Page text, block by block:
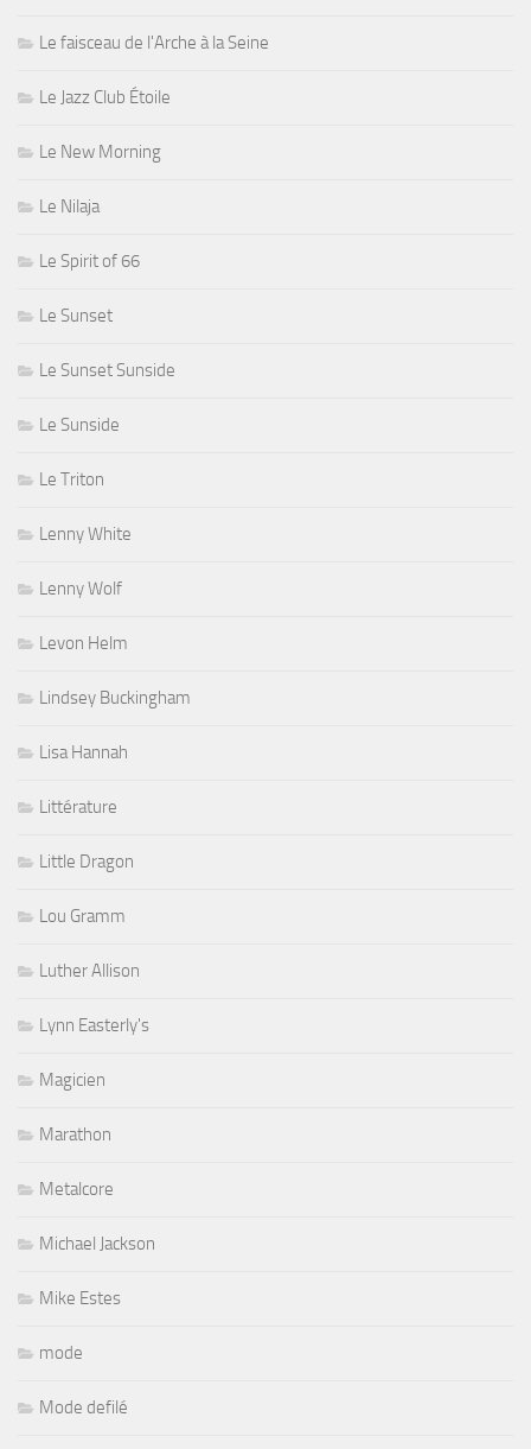
Le faisceau de l'Arche à la Seine
Le Jazz Club Étoile
Le New Morning
Le Nilaja
Le Spirit of 66
Le Sunset
Le Sunset Sunside
Le Sunside
Le Triton
Lenny White
Lenny Wolf
Levon Helm
Lindsey Buckingham
Lisa Hannah
Littérature
Little Dragon
Lou Gramm
Luther Allison
Lynn Easterly's
Magicien
Marathon
Metalcore
Michael Jackson
Mike Estes
mode
Mode defilé